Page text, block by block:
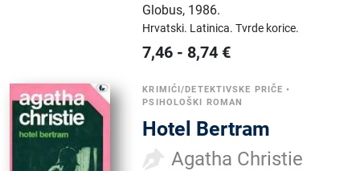
Globus, 1986.
Hrvatski. Latinica.Tvrde korice.
7,46 - 8,74 €
KRIMIĆI/DETEKTIVSKE PRIČE •
PSIHOLOŠKI ROMAN
Hotel Bertram
Agatha Christie